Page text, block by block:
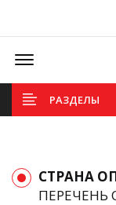
Offcanvas
РАЗДЕЛЫ
СТРАНА
ПЕРЕЧЕНЬ